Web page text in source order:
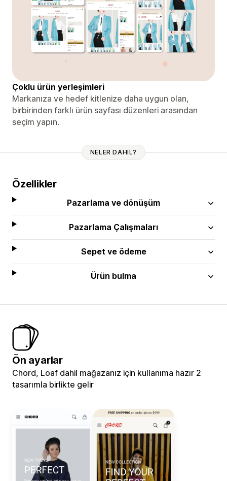
Çoklu ürün yerleşimleri
Markanıza ve hedef kitlenize daha uygun olan,
birbirinden farklı ürün sayfası düzenleri arasından
seçim yapın.
NELER DAHIL?
Özellikler
Pazarlama ve dönüşüm
Pazarlama Çalışmaları
Sepet ve ödeme
Ürün bulma
Ön ayarlar
Chord, Loaf dahil mağazanız için kullanıma hazır 2
tasarımla birlikte gelir